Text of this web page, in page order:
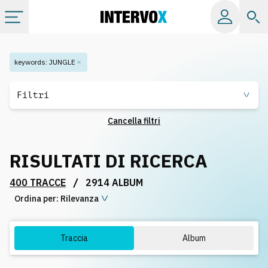
Categorie
Playlist
Licenze
keywords: JUNGLE
Filtri
Cancella filtri
RISULTATI DI RICERCA
400 TRACCE / 2914 ALBUM
Ordina per: Rilevanza
Traccia Album